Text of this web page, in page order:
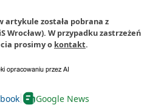
została pobrana z
Wrocław). W przypadku zastrzeżeń
prosimy o kontakt.
Google News